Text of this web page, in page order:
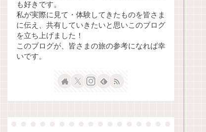
も好きです。
私が実際に見て・体験してきたものを皆さま
に伝え、共有していきたいと思いこのブログ
を立ち上げました！
このブログが、皆さまの旅の参考になれば幸
いです。